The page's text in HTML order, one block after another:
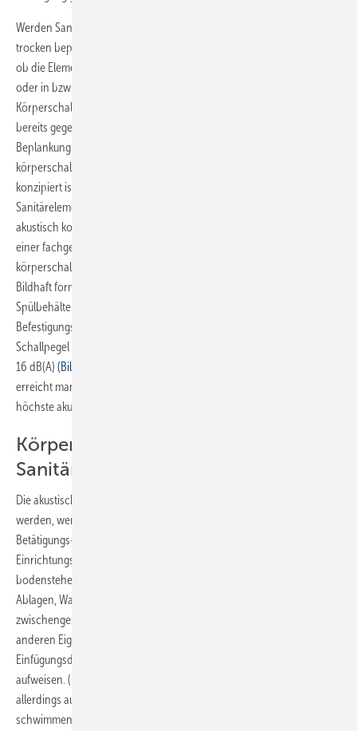
Werden Sanitärelemente für WC, Waschtisch, Bidet, Urinal usw.
trocken beplankt, kommt es schalltechnisch entscheidend darauf an,
ob die Elemente an einer massiven Wand, in einem Schienensystem
oder in bzw. vor Ständerwänden montiert werden und ob die
Körperschallemittenten (Spülbehälter, Druckspüler, Armaturen usw.)
bereits gegenüber dem Montagerahmen oder nur gegenüber der
Beplankung einschließlich Fliesenbelag wirksam
körperschallgedämmt werden. Es gibt ein spezielles System, das so
konzipiert ist, dass alle Geräusche verursachenden Teile der
Sanitärelemente (Spülbehälter, Rohrleitungen, Füll- und Ablaufventil)
akustisch konsequent von den Rahmen getrennt sind, sodass man bei
einer fachgerechten Montage auf der Baustelle keine zusätzlichen
körperschallentkoppelnden Maßnahmen mehr ergreifen muss.
Bildhaft formuliert bedeutet das, dass z.B. der runde, rohrförmige
Spülbehälter Kompakt-Spülrohr MSR
Befestigungsrahmen gelagert ist. Die so erreichbaren Installations-
Schallpegel liegen – abhängig von der Einbauart – bei 19 dB(A) bzw.
16 dB(A) (Bild 18)
erreicht man demzufolge in jeder Einbau- und Montagesituation
höchste akustische Qualität.
Körperschallentkoppelung von
Sanitärgegenständen
Die akustische Qualität einer gesamten Installation kann nur erreicht
werden, wenn man auch wirksame Maßnahmen gegen Nutzer-,
Betätigungs- und Betriebsgeräusche von sanitären
Einrichtungsgegenständen ergreift. Bei wandhängenden und
bodenstehenden Sanitärgegenständen wie WCs, Waschtischen,
Ablagen, Wandschränken usw. sollten daher geeignete Materialien
zwischengeschaltet werden
anderen Eigenschaften (z.B. Fugendichtstoffverträglichkeit) eine hohe
Einfügungsdämmung bei gleichzeitig geringer Druckverformung
aufweisen. (Bei bodenstehenden Sanitärgegenständen kann
allerdings auf die Zwischenlage verzichtet werden, wenn der
schwimmende Estrich eine ausreichend hohe Trittschalldämmung